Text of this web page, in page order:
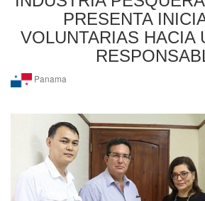
PRESENTA
VOLUNTARIAS HACIA
Panama